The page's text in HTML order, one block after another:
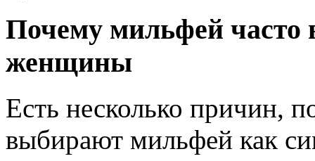
Почему мильфей
женщины
Есть несколько причин,
выбирают мильфей как